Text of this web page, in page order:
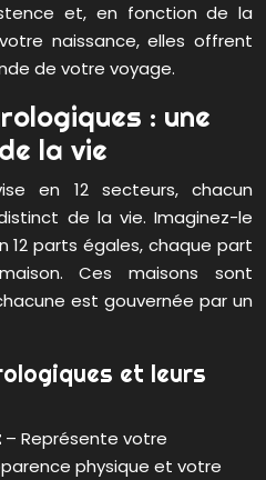
et, en fonction de la
naissance, elles offrent
de votre voyage.
: une
la vie
en 12 secteurs, chacun
de la vie. Imaginez-le
12 parts égales, chaque part
Ces maisons sont
est gouvernée par un
et leurs
– Représente votre
physique et votre